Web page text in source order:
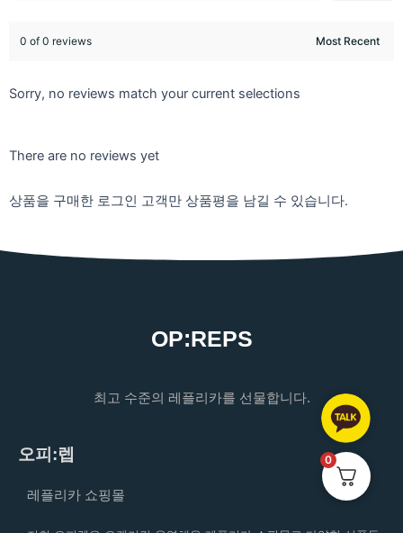
0 of 0 reviews
Sorry, no reviews match your current selections
There are no reviews yet
상품을 구매한 로그인 고객만 상품평을 남길 수 있습니다.
OP:REPS
최고 수준의 레플리카를 선물합니다.
오피:렙
레플리카 쇼핑몰
0